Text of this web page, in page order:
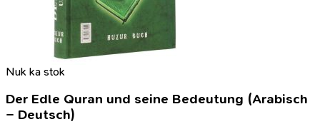
Nuk ka stok
Der Edle Quran und seine Bedeutung (Arabisch
– Deutsch)